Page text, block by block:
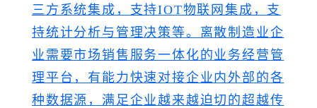
三方系统集成，支持IOT物联网集成，支
持统计分析与管理决策等。离散制造业企
业需要市场销售服务一体化的业务经营管
理平台，有能力快速对接企业内外部的各
种数据源，满足企业越来越迫切的超越传